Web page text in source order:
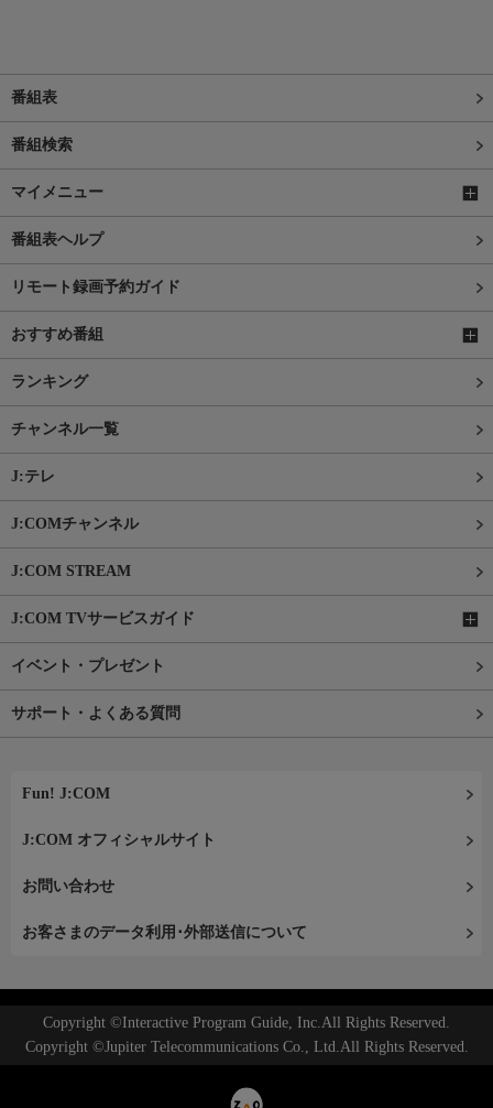
番組表
番組検索
マイメニュー
番組表ヘルプ
リモート録画予約ガイド
おすすめ番組
ランキング
チャンネル一覧
J:テレ
J:COMチャンネル
J:COM STREAM
J:COM TVサービスガイド
イベント・プレゼント
サポート・よくある質問
Fun! J:COM
J:COM オフィシャルサイト
お問い合わせ
お客さまのデータ利用･外部送信について
Copyright ©Interactive Program Guide, Inc.All Rights Reserved.
Copyright ©Jupiter Telecommunications Co., Ltd.All Rights Reserved.